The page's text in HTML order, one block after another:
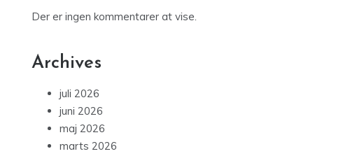
Der er ingen kommentarer at vise.
Archives
juli 2026
juni 2026
maj 2026
marts 2026